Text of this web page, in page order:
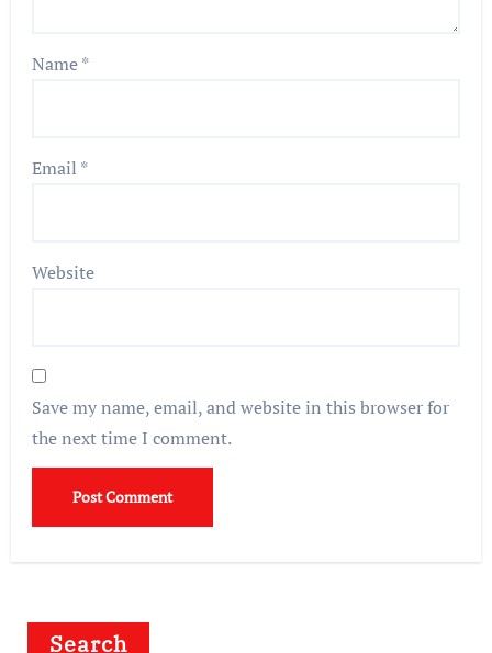
Name*
Email *
Website
Save my name, email, and website in this browser for
the next time I comment.
Search